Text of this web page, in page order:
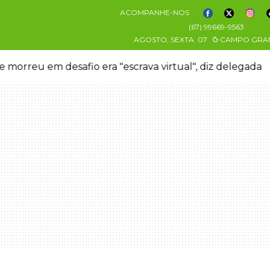
ACOMPANHE-NOS
(67) 99669-9563
AGOSTO, SEXTA 07 CAMPO
morreu em desafio era "escrava virtual", diz delegada